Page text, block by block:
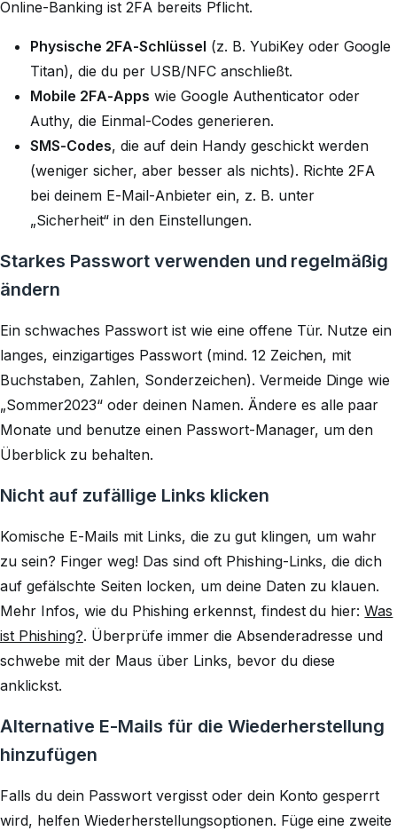
Online-Banking ist 2FA bereits Pflicht.
Physische 2FA-Schlüssel (z. B. YubiKey oder Google
Titan), die du per USB/NFC anschließt.
Mobile 2FA-Apps wie Google Authenticator oder
Authy, die Einmal-Codes generieren.
SMS-Codes, die auf dein Handy geschickt werden
(weniger sicher, aber besser als nichts). Richte 2FA
bei deinem E-Mail-Anbieter ein, z. B. unter
„Sicherheit“ in den Einstellungen.
Starkes Passwort verwenden und regelmäßig
ändern
Ein schwaches Passwort ist wie eine offene Tür. Nutze ein
langes, einzigartiges Passwort (mind. 12 Zeichen, mit
Buchstaben, Zahlen, Sonderzeichen). Vermeide Dinge wie
„Sommer2023“ oder deinen Namen. Ändere es alle paar
Monate und benutze einen Passwort-Manager, um den
Überblick zu behalten.
Nicht auf zufällige Links klicken
Komische E-Mails mit Links, die zu gut klingen, um wahr
zu sein? Finger weg! Das sind oft Phishing-Links, die dich
auf gefälschte Seiten locken, um deine Daten zu klauen.
Mehr Infos, wie du Phishing erkennst, findest du hier:Was
ist Phishing?. Überprüfe immer die Absenderadresse und
schwebe mit der Maus über Links, bevor du diese
anklickst.
Alternative E-Mails für die Wiederherstellung
hinzufügen
Falls du dein Passwort vergisst oder dein Konto gesperrt
wird, helfen Wiederherstellungsoptionen. Füge eine zweite